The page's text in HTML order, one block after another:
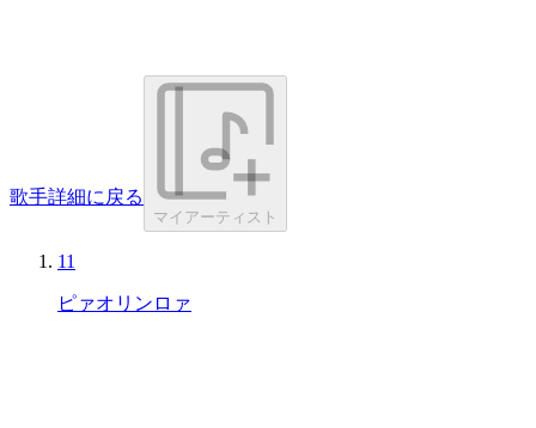
歌手詳細に戻る
マイアーティスト
11
ピァオリンロァ